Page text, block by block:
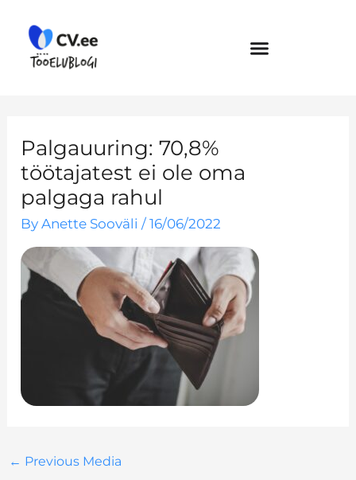
content
Palgauuring: 70,8%
töötajatest ei ole oma
palgaga rahul
ByAnette Sooväli/16/06/2022
← Previous Media